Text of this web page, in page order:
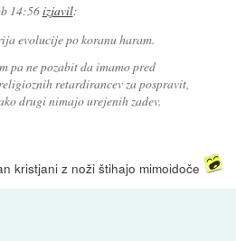
14:56izjavil:
evolucije po koranu haram.
pa ne pozabit da imamo pred
retardirancev za pospravit,
drugi nimajo urejenih zadev.
kristjani z noži štihajo mimoidoče